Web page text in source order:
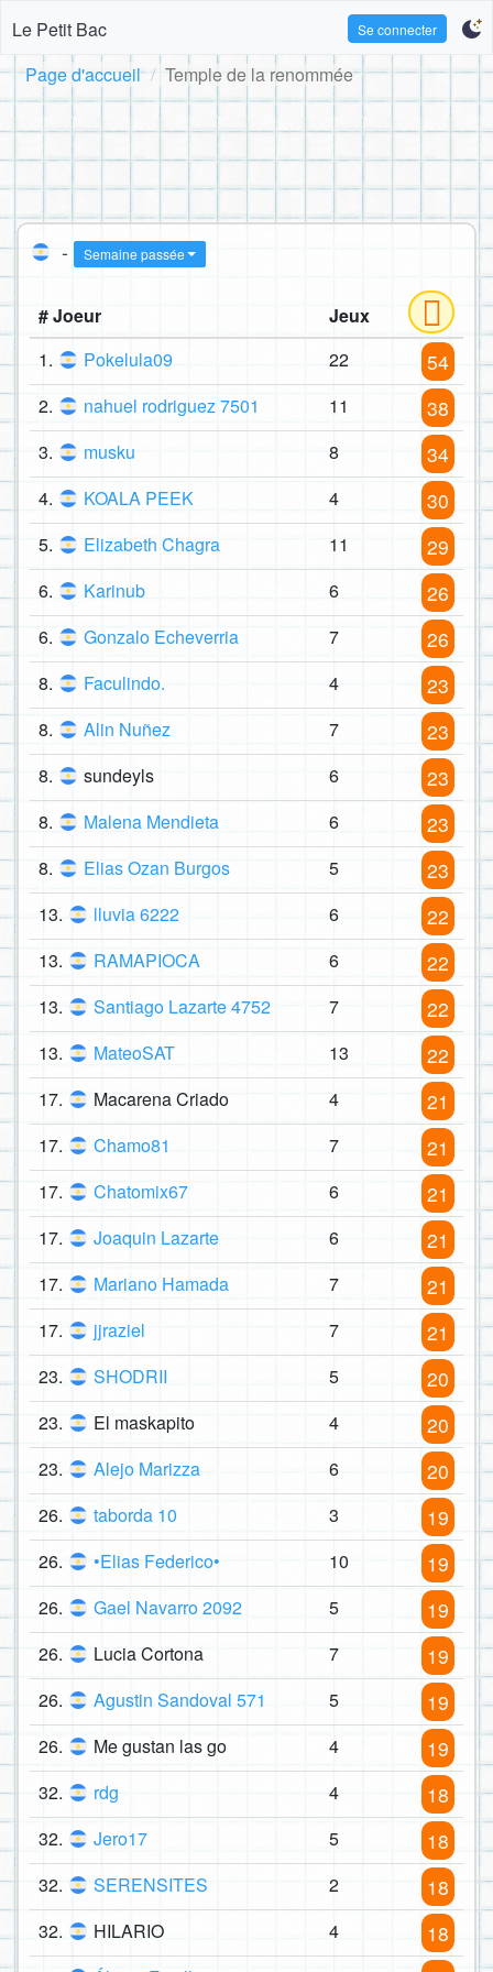
Le Petit Bac Se connecter
Page d'accueil Temple de la renommée
- Semaine passée
# Joeur
Jeux
1.
Pokelula09 22 54
2. nahuel rodriguez 7501 11 38
3. musku 8 34
4. KOALA PEEK 4 30
5. Elizabeth Chagra 11 29
6. Karinub 6 26
6. Gonzalo Echeverria 7 26
8. Faculindo. 4 23
8. Alin Nuñez 7 23
8. sundeyls 6 23
8. Malena Mendieta 6 23
8. Elias Ozan Burgos 5 23
13. lluvia 6222 6 22
13. RAMAPIOCA 6 22
13. Santiago Lazarte 4752 7 22
13. MateoSAT 13 22
17. Macarena Criado 4 21
17. Chamo81 7 21
17. Chatomix67 6 21
17. Joaquin Lazarte 6 21
17. Mariano Hamada 7 21
17. jjraziel 7 21
23. SHODRII 5 20
23. El maskapito 4 20
23. Alejo Marizza 6 20
26. taborda 10 3 19
26. •Elias Federico• 10 19
26. Gael Navarro 2092 5 19
26. Lucia Cortona 7 19
26. Agustin Sandoval 571 5 19
26. Me gustan las go 4 19
32. rdg 4 18
32. Jero17 5 18
32. SERENSITES 2 18
32. HILARIO 4 18